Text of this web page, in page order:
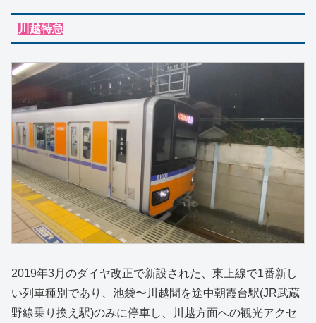
川越特急
2019年3月のダイヤ改正で新設された、東上線で1番新し
い列車種別であり、池袋〜川越間を途中朝霞台駅(JR武蔵
野線乗り換え駅)のみに停車し、川越方面への観光アクセ